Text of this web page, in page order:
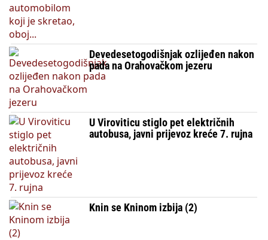
Devedesetogodišnjak ozlijeđen nakon
pada na Orahovačkom jezeru
U Viroviticu stiglo pet električnih
autobusa, javni prijevoz kreće 7. rujna
Knin se Kninom izbija (2)